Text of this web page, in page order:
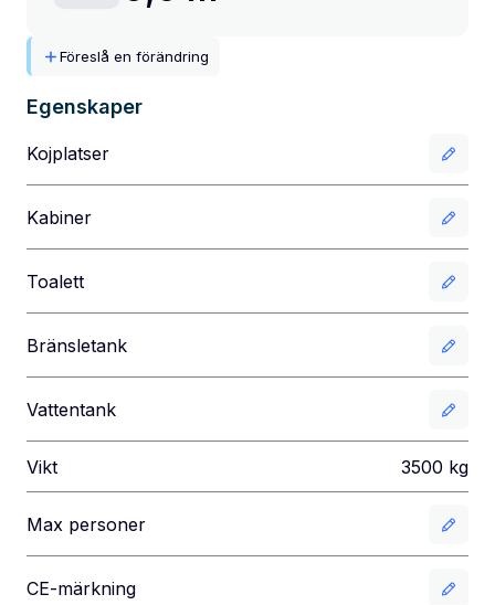
Föreslå en förändring
Egenskaper
Kojplatser
Kabiner
Toalett
Bränsletank
Vattentank
Vikt 3500 kg
Max personer
CE-märkning